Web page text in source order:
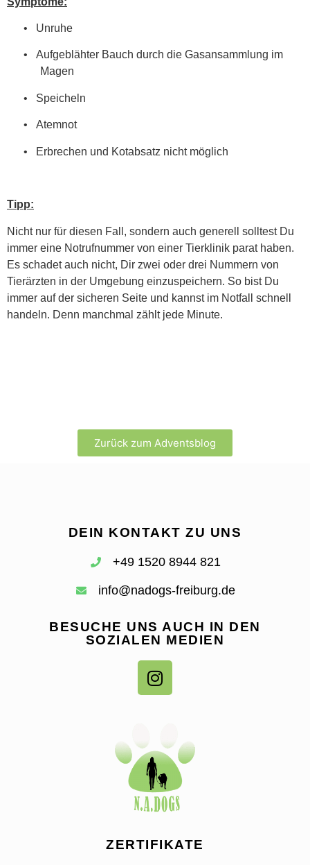
• Unruhe
•
Aufgeblähter Bauch durch die Gasansammlung im
Magen
• Speicheln
• Atemnot
• Erbrechen und Kotabsatz nicht möglich
Tipp:
Nicht nur für diesen Fall, sondern auch generell solltest Du
immer eine Notrufnummer von einer Tierklinik parat haben.
Es schadet auch nicht, Dir zwei oder drei Nummern von
Tierärzten in der Umgebung einzuspeichern. So bist Du
immer auf der sicheren Seite und kannst im Notfall schnell
handeln. Denn manchmal zählt jede Minute.
Zurück zum Adventsblog
DEIN KONTAKT ZU UNS
+49 1520 8944 821
info@nadogs-freiburg.de
BESUCHE UNS AUCH IN DEN
SOZIALEN MEDIEN
ZERTIFIKATE